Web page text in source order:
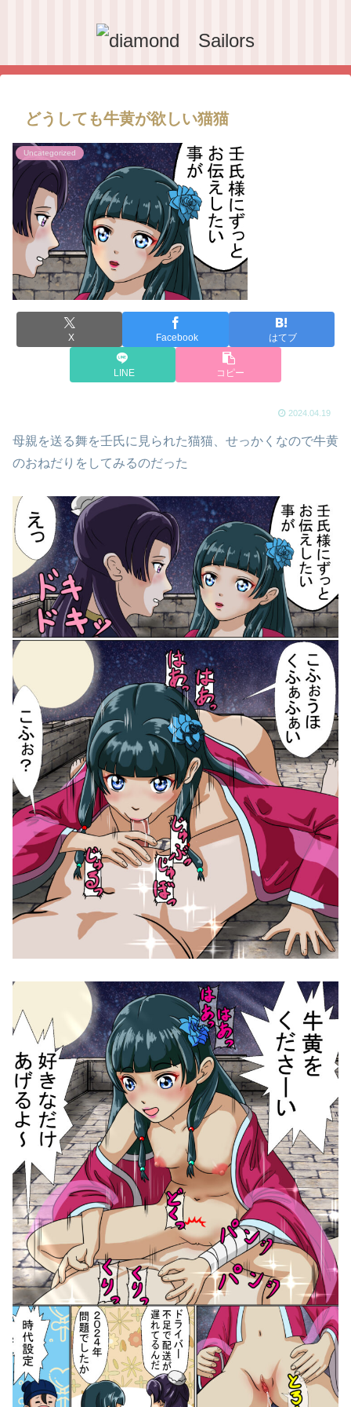
どうしても牛黄が欲しい猫猫
Uncategorized
X Facebook はてブ
LINE コピー
2024.04.19
母親を送る舞を壬氏に見られた猫猫、せっかくなので牛黄
のおねだりをしてみるのだった